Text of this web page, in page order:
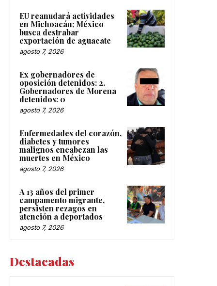
EU reanudará actividades
en Michoacán; México
busca destrabar
exportación de aguacate
agosto 7, 2026
Ex gobernadores de
oposición detenidos: 2.
Gobernadores de Morena
detenidos: 0
agosto 7, 2026
Enfermedades del corazón,
diabetes y tumores
malignos encabezan las
muertes en México
agosto 7, 2026
A 13 años del primer
campamento migrante,
persisten rezagos en
atención a deportados
agosto 7, 2026
Destacadas